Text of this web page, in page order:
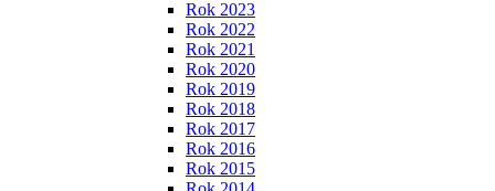
Rok 2023
Rok 2022
Rok 2021
Rok 2020
Rok 2019
Rok 2018
Rok 2017
Rok 2016
Rok 2015